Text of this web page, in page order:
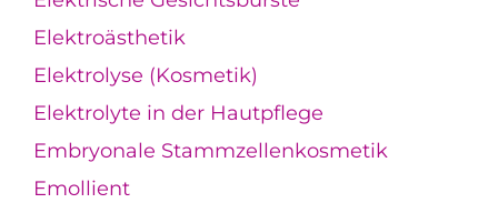
Elektroästhetik
Elektrolyse (Kosmetik)
Elektrolyte in der Hautpflege
Embryonale Stammzellenkosmetik
Emollient